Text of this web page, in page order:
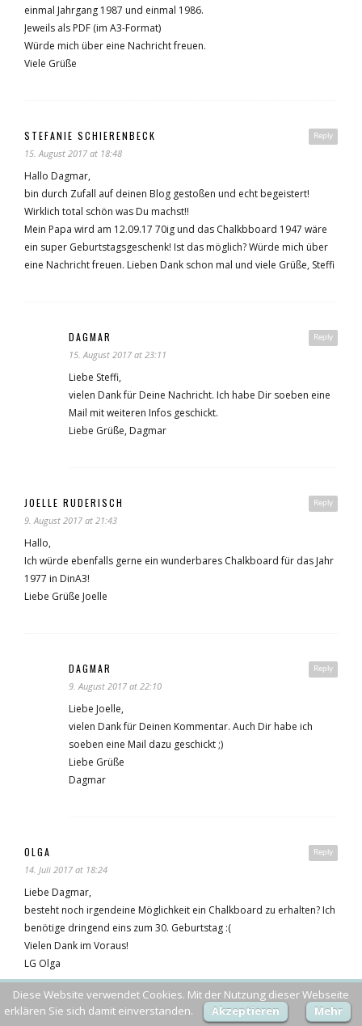
einmal Jahrgang 1987 und einmal 1986.
Jeweils als PDF (im A3-Format)
Würde mich über eine Nachricht freuen.
Viele Grüße
Reply
STEFANIE SCHIERENBECK
15. August 2017 at 18:48
Hallo Dagmar,
bin durch Zufall auf deinen Blog gestoßen und echt begeistert!
Wirklich total schön was Du machst!!
Mein Papa wird am 12.09.17 70ig und das Chalkbboard 1947 wäre
ein super Geburtstagsgeschenk! Ist das möglich? Würde mich über
eine Nachricht freuen. Lieben Dank schon mal und viele Grüße, Steffi
Reply
DAGMAR
15. August 2017 at 23:11
Liebe Steffi,
vielen Dank für Deine Nachricht. Ich habe Dir soeben eine
Mail mit weiteren Infos geschickt.
Liebe Grüße, Dagmar
Reply
JOELLE RUDERISCH
9. August 2017 at 21:43
Hallo,
Ich würde ebenfalls gerne ein wunderbares Chalkboard für das Jahr
1977 in DinA3!
Liebe Grüße Joelle
Reply
DAGMAR
9. August 2017 at 22:10
Liebe Joelle,
vielen Dank für Deinen Kommentar. Auch Dir habe ich
soeben eine Mail dazu geschickt ;)
Liebe Grüße
Dagmar
Reply
OLGA
14. Juli 2017 at 18:24
Liebe Dagmar,
besteht noch irgendeine Möglichkeit ein Chalkboard zu erhalten? Ich
benötige dringend eins zum 30. Geburtstag :(
Vielen Dank im Voraus!
LG Olga
Diese Website verwendet Cookies. Mit der Nutzung dieser Webseite
erklären Sie sich damit einverstanden.
Akzeptieren Mehr